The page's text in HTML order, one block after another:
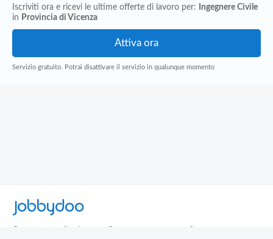
Iscriviti ora e ricevi le ultime offerte di lavoro per:
Ingegnere Civile
in Provincia di Vicenza
Servizio gratuito. Potrai disattivare il servizio in qualunque momento
Jobbydoo